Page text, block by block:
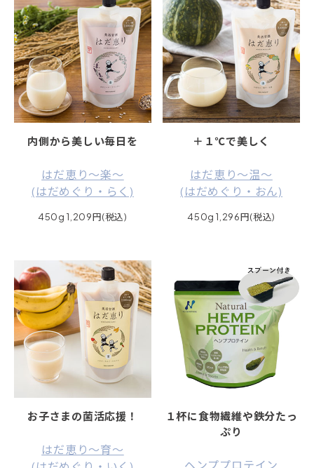
内側から美しい毎日を
はだ恵り～楽～
(はだめぐり・らく)
450g 1,209円(税込)
＋１℃で美しく
はだ恵り～温～
(はだめぐり・おん)
450g 1,296円(税込)
お子さまの菌活応援！
はだ恵り～育～
１杯に食物繊維や鉄分たっ
ぷり
ヘンププロテイン